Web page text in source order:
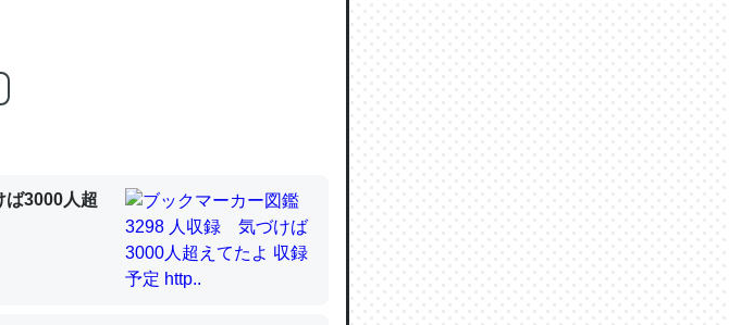
ページ分くらい。小説でいう「ずっと前
には多い分量。進化すればするほど分かり
3000人超